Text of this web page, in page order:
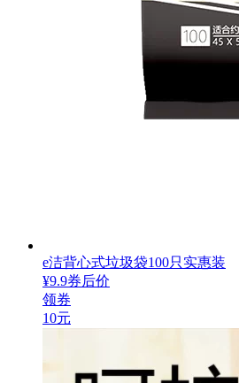
e洁背心式垃圾袋100只实惠装
¥9.9券后价
领券
10元